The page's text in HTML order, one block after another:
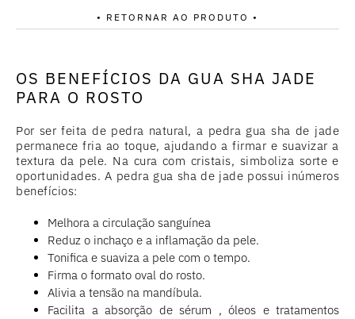
• RETORNAR AO PRODUTO •
OS BENEFÍCIOS DA GUA SHA JADE
PARA O ROSTO
Por ser feita de pedra natural, a pedra gua sha de jade
permanece fria ao toque, ajudando a firmar e suavizar a
textura da pele. Na cura com cristais, simboliza sorte e
oportunidades. A pedra gua sha de jade possui inúmeros
benefícios:
Melhora a circulação sanguínea
Reduz o inchaço e a inflamação da pele.
Tonifica e suaviza a pele com o tempo.
Firma o formato oval do rosto.
Alivia a tensão na mandíbula.
Facilita a absorção de sérum , óleos e tratamentos